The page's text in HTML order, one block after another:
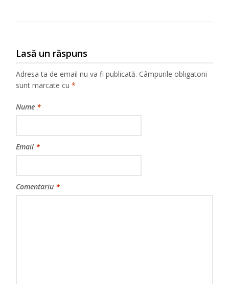
Lasă un răspuns
Adresa ta de email nu va fi publicată. Câmpurile obligatorii
sunt marcate cu*
Nume *
Email *
Comentariu *